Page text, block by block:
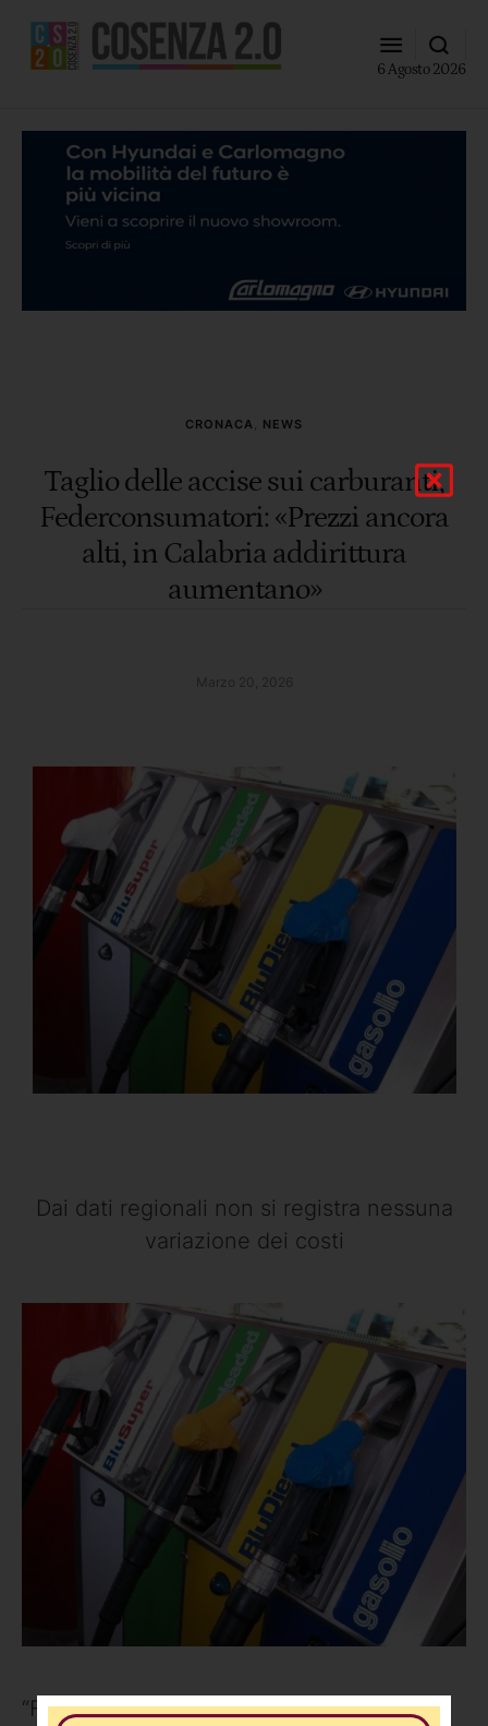
6 Agosto 2026
CRONACA NEWS
Taglio delle accise sui carburanti,
Federconsumatori: «Prezzi ancora
alti, in Calabria addirittura
aumentano»
Dai dati regionali non si registra nessuna
variazione dei costi
“Federconsumatori: «Ieri, alle ore 11,00, i